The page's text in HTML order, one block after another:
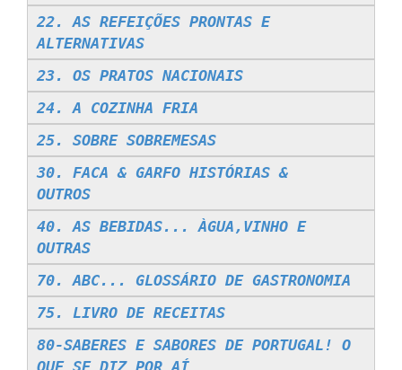
22. AS REFEIÇÕES PRONTAS E
ALTERNATIVAS
23. OS PRATOS NACIONAIS
24. A COZINHA FRIA
25. SOBRE SOBREMESAS
30. FACA & GARFO HISTÓRIAS &
OUTROS
40. AS BEBIDAS... ÀGUA,VINHO E
OUTRAS
70. ABC... GLOSSÁRIO DE GASTRONOMIA
75. LIVRO DE RECEITAS
80-SABERES E SABORES DE PORTUGAL! O